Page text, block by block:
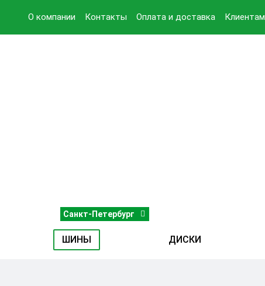
О компании Контакты Оплата и доставка Клиентам
Санкт-Петербург
ШИНЫ ДИСКИ